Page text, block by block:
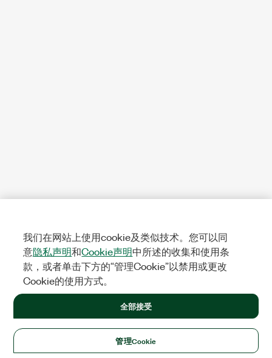
我们在网站上使用cookie及类似技术。您可以同
意隐私声明和Cookie声明中所述的收集和使用条
款，或者单击下方的“管理Cookie”以禁用或更改
Cookie的使用方式。
管理Cookie
全部接受